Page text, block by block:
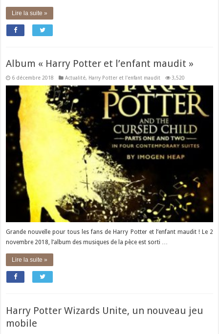
Lire la suite »
Album « Harry Potter et l’enfant maudit »
6 décembre 2018 Actualité, Harry Potter et l'enfant maudit 3,520
Grande nouvelle pour tous les fans de Harry Potter et l’enfant maudit ! Le 2
novembre 2018, l’album des musiques de la pèce est sorti …
Lire la suite »
Harry Potter Wizards Unite, un nouveau jeu
mobile